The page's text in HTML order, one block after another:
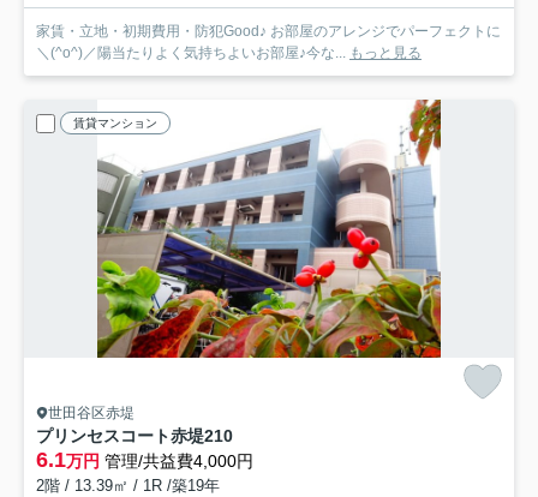
家賃・立地・初期費用・防犯Good♪ お部屋のアレンジでパーフェクトに
＼(^o^)／陽当たりよく気持ちよいお部屋♪今な... もっと見る
賃貸マンション
世田谷区赤堤
プリンセスコート赤堤210
6.1万円 管理/共益費4,000円
2階 / 13.39㎡ / 1R /築19年